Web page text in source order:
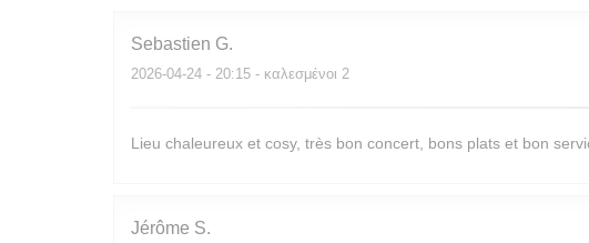
Sebastien G
2026-04-24 - 20:15 - καλεσμένοι 2
Lieu chaleureux et cosy, très bon concert, bons plats et bon
Jérôme S